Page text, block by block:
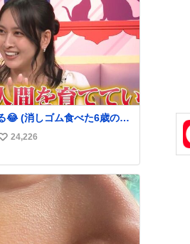
😂 (消しゴム食べた6歳の弟
)
い
24,226